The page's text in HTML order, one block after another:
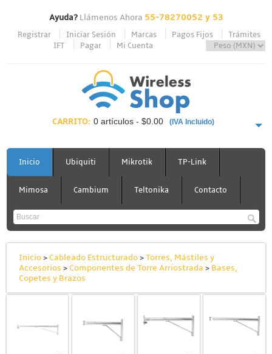
Ayuda?Llámenos Ahora 55-78270052 y 53
Registrar Iniciar Sesión Marcas Pagos Fijos
Trámites
IFT
Pagar Mi Cuenta
CARRITO: 0 artículos - $0.00 (IVA Incluido)
PAGAR AHORA
Inicio Ubiquiti Mikrotik TP-Link
Mimosa Cambium Teltonika Contacto
Inicio>Cableado Estructurado>Torres, Mástiles y
Accesorios >Componentes de Torre Arriostrada > Bases,
Copetes y Brazos